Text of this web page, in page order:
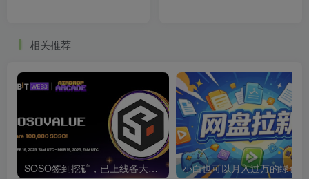
相关推荐
SOSO签到挖矿，已上线各大交易所 小白也可以月入过万的绿色